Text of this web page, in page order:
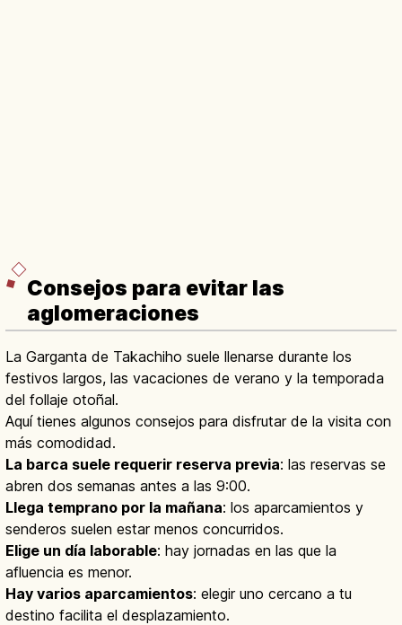
Consejos para evitar las
aglomeraciones
La Garganta de Takachiho suele llenarse durante los
festivos largos, las vacaciones de verano y la temporada
del follaje otoñal.
Aquí tienes algunos consejos para disfrutar de la visita con
más comodidad.
La barca suele requerir reserva previa: las reservas se
abren dos semanas antes a las 9:00.
Llega temprano por la mañana: los aparcamientos y
senderos suelen estar menos concurridos.
Elige un día laborable: hay jornadas en las que la
afluencia es menor.
Hay varios aparcamientos: elegir uno cercano a tu
destino facilita el desplazamiento.